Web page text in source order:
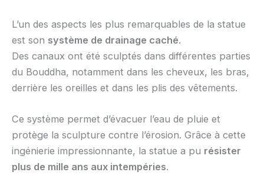
L’un des aspects les plus remarquables de la statue
est son système de drainage caché.
Des canaux ont été sculptés dans différentes parties
du Bouddha, notamment dans les cheveux, les bras,
derrière les oreilles et dans les plis des vêtements.
Ce système permet d’évacuer l’eau de pluie et
protège la sculpture contre l’érosion. Grâce à cette
ingénierie impressionnante, la statue a pu résister
plus de mille ans aux intempéries.